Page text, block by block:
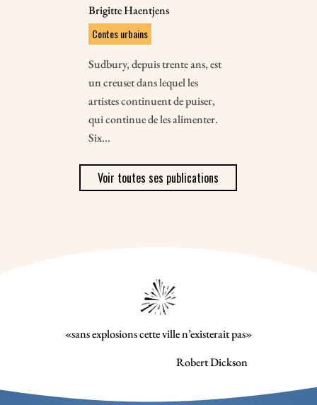
Brigitte Haentjens
Contes urbains
Sudbury, depuis trente ans, est
un creuset dans lequel les
artistes continuent de puiser,
qui continue de les alimenter.
Six...
Voir toutes ses publications
«sans explosions cette ville n’existerait pas»
Robert Dickson